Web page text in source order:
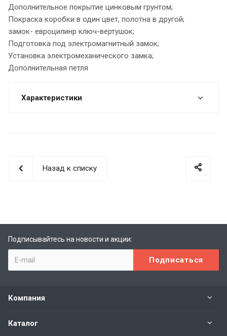
Дополнительное покрытие цинковым грунтом;
Покраска коробки в один цвет, полотна в другой;
замок- евроцилинр ключ-вертушок;
Подготовка под электромагнитный замок;
Установка электромеханического замка;
Дополнительная петля
Характеристики
Назад к списку
Подписывайтесь на новости и акции:
Компания
Каталог